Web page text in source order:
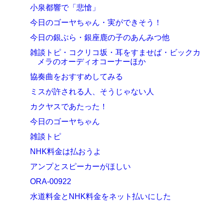
小泉都響で「悲愴」
今日のゴーヤちゃん・実ができそう！
今日の銀ぶら・銀座鹿の子のあんみつ他
雑談トピ・コクリコ坂・耳をすませば・ビックカ
メラのオーディオコーナーほか
協奏曲をおすすめしてみる
ミスが許される人、そうじゃない人
カクヤスであたった！
今日のゴーヤちゃん
雑談トピ
NHK料金は払おうよ
アンプとスピーカーがほしい
ORA-00922
水道料金とNHK料金をネット払いにした